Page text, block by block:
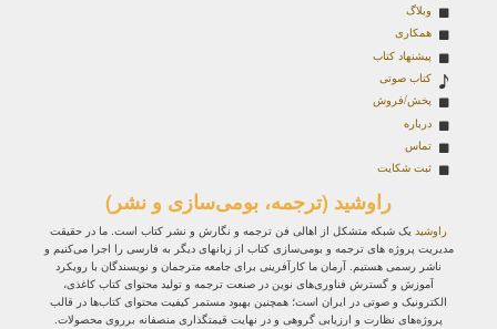
وبلاگ
همکاری
پیشنهاد کتاب
کتاب صوتی
پخش/فروش
درباره
تماس
ثبت شکایت
راوشید (ترجمه، بومی‌سازی و نشر)
راوشید یک شبکه متشکل از اهالی فن ترجمه و نگارش و نشر کتاب است. ما در حقیقت
مدیریت پروژه‌ های ترجمه و بومی‌سازی کتاب از زبانهای دیگر به فارسی را اجرا می‌کنیم و
ناشر رسمی هستیم. آرمان ما کارآفرینی برای جامعه مترجمان و نویسندگان با رویکرد
آموزش و گسترش فناوری‌های نوین در صنعت ترجمه و تولید محتوای کتاب کاغذی،
الکترونیک و صوتی در ایران است؛ همچنین بهبود مستمر کیفیت محتوای کتاب‌ها در قالب
پروژه‌های نظارت و ارزیابی گروهی و در نهایت قیمتگذاری منصفانه برروی محصولات.